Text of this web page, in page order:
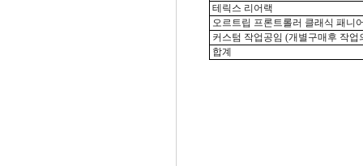
테릭스 리어랙
오르트립 프론트롤러 클래식 패니
커스텀 작업공임 (개별구매후 작업
합계